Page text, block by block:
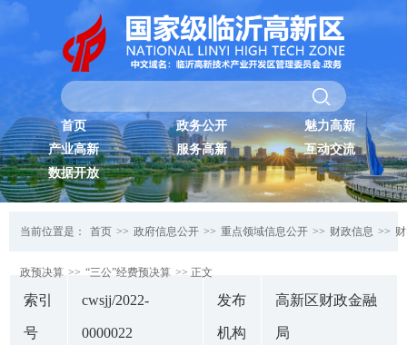
首页 政务公开
魅力高新
产业高新
服务高新
互动交流
数据开放
当前位置是： 首页 >> 政府信息公开 >> 重点领域信息公开 >> 财政信息 >> 财
政预决算 >> “三公”经费预决算 >> 正文
索引
号
cwsjj/2022-
0000022
发布
机构
高新区财政金融
局